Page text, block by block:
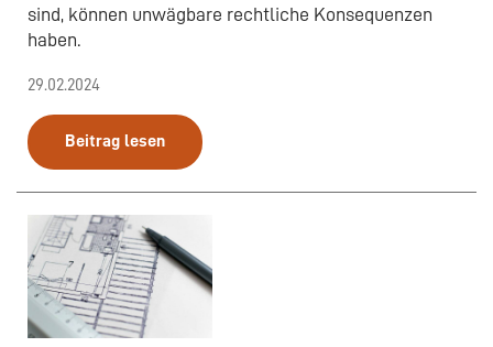
sind, können unwägbare rechtliche Konsequenzen
haben.
29.02.2024
Beitrag lesen